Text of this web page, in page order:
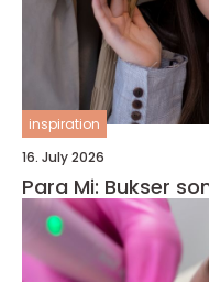
inspiration
16. July 2026
Para Mi: Bukser